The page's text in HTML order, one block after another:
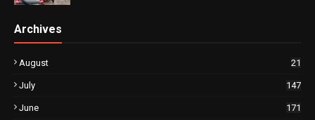
Archives
August 21
July 147
June 171